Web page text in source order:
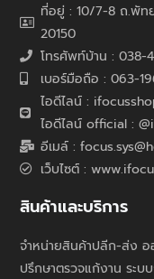
ที่อยู่ : 10/7-8 ถ.พัท
20150
โทรศัพท์บ้าน : 038-
เบอร์มือถือ : 063-
ไอดีไลน์ :
ไอดีไลน์ official :
อีเมล์ :
เว็บไซต์ :
สินค้าและบริการ
จำหน่ายสินค้าปลีก-ส่ง
ปรึกษาตรวจแก้งาน ระบ